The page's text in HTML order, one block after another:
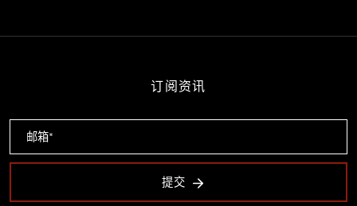
订阅资讯
提交